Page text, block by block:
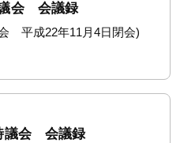
会 会議録
平成22年11月4日閉会)
議会 会議録